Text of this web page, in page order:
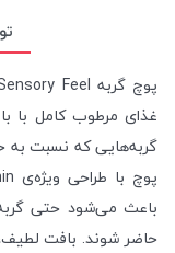
غذای مرطوب کامل با
گربه‌هایی که نسبت به
باعث می‌شود حتی
حاضر شوند. بافت